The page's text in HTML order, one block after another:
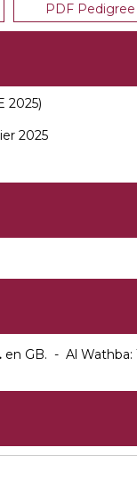
PDF Pedigree
2025)
2025
en GB. - Al Wathba: